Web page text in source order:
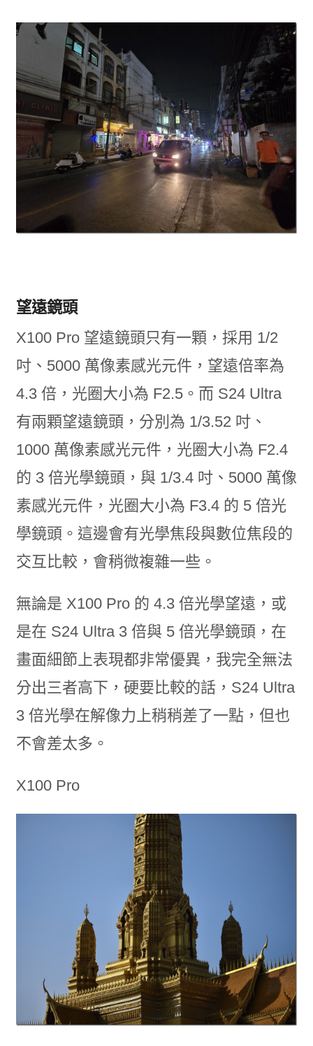
望遠鏡頭
X100 Pro 望遠鏡頭只有一顆，採用 1/2
吋、5000 萬像素感光元件，望遠倍率為
4.3 倍，光圈大小為 F2.5。而 S24 Ultra
有兩顆望遠鏡頭，分別為 1/3.52 吋、
1000 萬像素感光元件，光圈大小為 F2.4
的 3 倍光學鏡頭，與 1/3.4 吋、5000 萬像
素感光元件，光圈大小為 F3.4 的 5 倍光
學鏡頭。這邊會有光學焦段與數位焦段的
交互比較，會稍微複雜一些。
無論是 X100 Pro 的 4.3 倍光學望遠，或
是在 S24 Ultra 3 倍與 5 倍光學鏡頭，在
畫面細節上表現都非常優異，我完全無法
分出三者高下，硬要比較的話，S24 Ultra
3 倍光學在解像力上稍稍差了一點，但也
不會差太多。
X100 Pro